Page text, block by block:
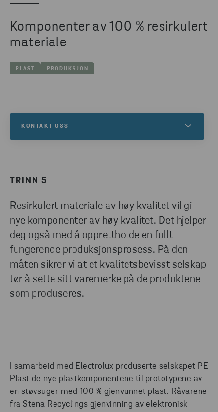
Komponenter av 100 % resirkulert
materiale
PLAST PRODUKSJON
TRINN 5
Resirkulert materiale av høy kvalitet vil gi
nye komponenter av høy kvalitet. Det hjelper
deg også med å opprettholde en fullt
fungerende produksjonsprosess. På den
måten sikrer vi at et kvalitetsbevisst selskap
tør å sette sitt varemerke på de produktene
som produseres.
I samarbeid med Electrolux produserte selskapet PE
Plast de nye plastkomponentene til prototypene av
en støvsuger med 100 % gjenvunnet plast. Råvarene
fra Stena Recyclings gjenvinning av elektronisk
KONTAKT OSS
gjenvinningsbehov.
TA KONTAKT